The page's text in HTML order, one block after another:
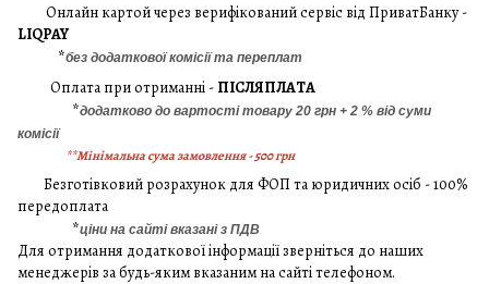
Онлайн картой через верифікований сервіс від ПриватБанку -
LIQPAY
*без додаткової комісії та переплат
Оплата при отриманні - ПІСЛЯПЛАТА
*додатково до вартості товару 20 грн + 2 % від суми
комісії
**Мінімальна сума замовлення - 500 грн
Безготівковий розрахунок для ФОП та юридичних осіб - 100%
передоплата
*ціни на сайті вказані з ПДВ
Для отримання додаткової інформації зверніться до наших
менеджерів за будь-яким вказаним на сайті телефоном.